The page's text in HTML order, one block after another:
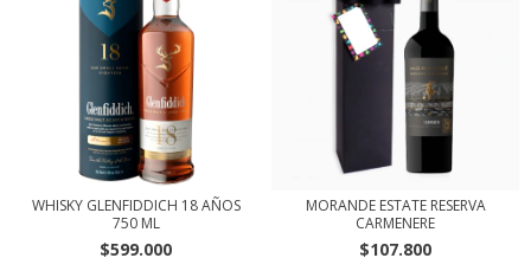
WHISKY GLENFIDDICH 18 AÑOS
750 ML
$599.000
MORANDE ESTATE RESERVA
CARMENERE
$107.800